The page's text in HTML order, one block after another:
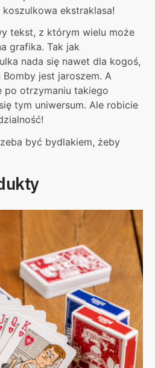
ekstraklasa!
tekst, z którym wielu może
grafika. Tak jak
nada się nawet dla kogoś,
jest jaroszem. A
po otrzymaniu takiego
tym uniwersum. Ale robicie
być bydlakiem, żeby